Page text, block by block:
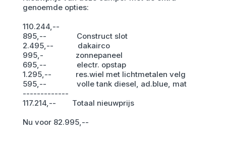
genoemde opties:
110.244,--
895,-- Construct slot
2.495,-- dakairco
995,- zonnepaneel
695,-- electr. opstap
1.295,-- res.wiel met lichtmetalen velg
595,-- volle tank diesel, ad.blue, mat
-------------
117.214,-- Totaal nieuwprijs
Nu voor 82.995,--